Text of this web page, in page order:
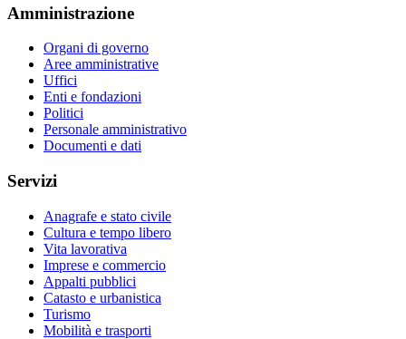
Amministrazione
Organi di governo
Aree amministrative
Uffici
Enti e fondazioni
Politici
Personale amministrativo
Documenti e dati
Servizi
Anagrafe e stato civile
Cultura e tempo libero
Vita lavorativa
Imprese e commercio
Appalti pubblici
Catasto e urbanistica
Turismo
Mobilità e trasporti